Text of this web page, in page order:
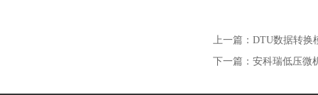
上一篇： DTU数据转换
下一篇： 安科瑞低压微